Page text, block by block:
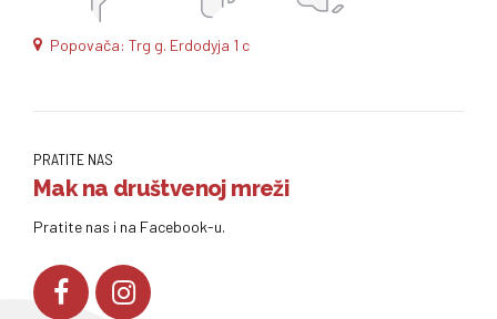
Popovača: Trg g. Erdodyja 1 c
PRATITE NAS
Mak na društvenoj mreži
Pratite nas i na Facebook-u.